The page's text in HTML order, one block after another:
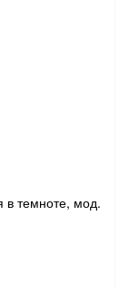
в темноте, мод.